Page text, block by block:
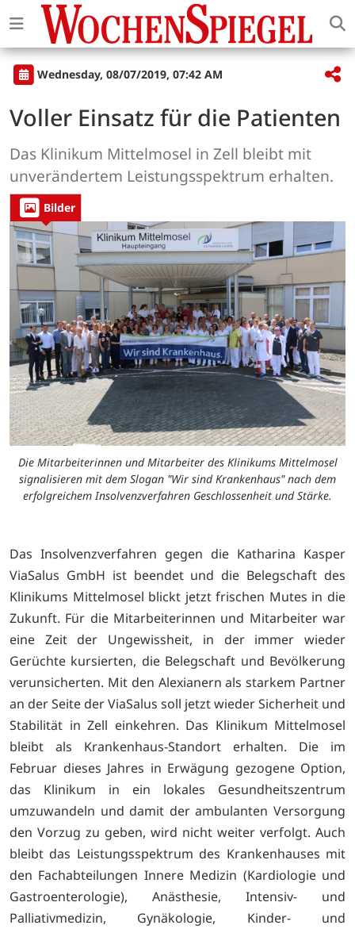
Wednesday, 08/07/2019, 07:42 AM
Voller Einsatz für die Patienten
Das Klinikum Mittelmosel in Zell bleibt mit
unverändertem Leistungsspektrum erhalten.
Bilder
Die Mitarbeiterinnen und Mitarbeiter des Klinikums Mittelmosel
signalisieren mit dem Slogan "Wir sind Krankenhaus" nach dem
erfolgreichem Insolvenzverfahren Geschlossenheit und Stärke.
Das Insolvenzverfahren gegen die Katharina Kasper
ViaSalus GmbH ist beendet und die Belegschaft des
Klinikums Mittelmosel blickt jetzt frischen Mutes in die
Zukunft. Für die Mitarbeiterinnen und Mitarbeiter war
eine Zeit der Ungewissheit, in der immer wieder
Gerüchte kursierten, die Belegschaft und Bevölkerung
verunsicherten. Mit den Alexianern als starkem Partner
an der Seite der ViaSalus soll jetzt wieder Sicherheit und
Stabilität in Zell einkehren. Das Klinikum Mittelmosel
bleibt als Krankenhaus-Standort erhalten. Die im
Februar dieses Jahres in Erwägung gezogene Option,
das Klinikum in ein lokales Gesundheitszentrum
umzuwandeln und damit der ambulanten Versorgung
den Vorzug zu geben, wird nicht weiter verfolgt. Auch
bleibt das Leistungsspektrum des Krankenhauses mit
den Fachabteilungen Innere Medizin (Kardiologie und
Gastroenterologie), Anästhesie, Intensiv- und
Palliativmedizin, Gynäkologie, Kinder- und